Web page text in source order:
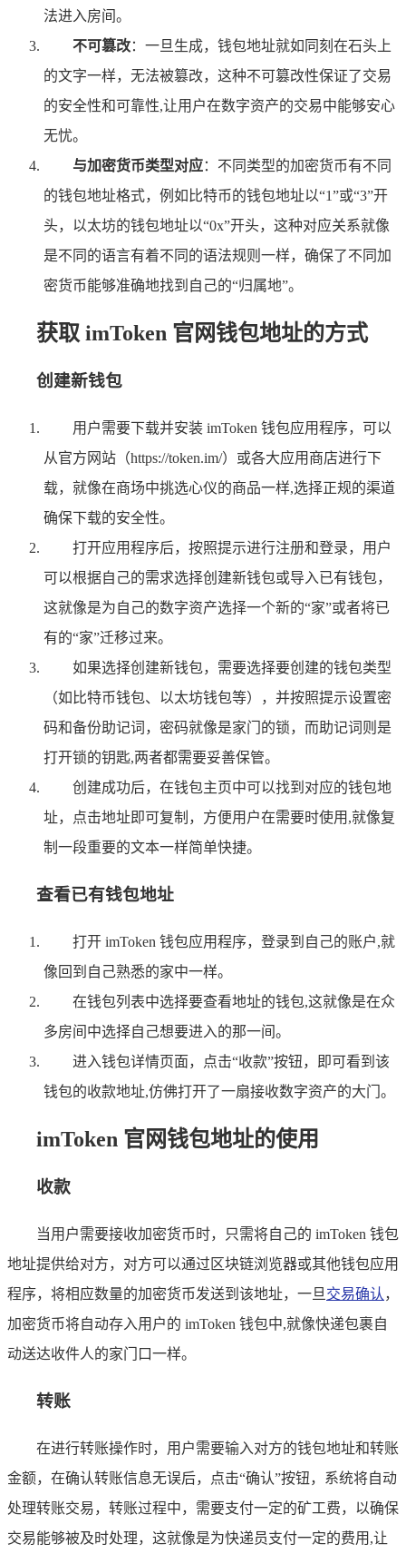
法进入房间。
不可篡改：一旦生成，钱包地址就如同刻在石头上
的文字一样，无法被篡改，这种不可篡改性保证了交易
的安全性和可靠性,让用户在数字资产的交易中能够安心
无忧。
与加密货币类型对应：不同类型的加密货币有不同
的钱包地址格式，例如比特币的钱包地址以“1”或“3”开
头，以太坊的钱包地址以“0x”开头，这种对应关系就像
是不同的语言有着不同的语法规则一样，确保了不同加
密货币能够准确地找到自己的“归属地”。
获取 imToken 官网钱包地址的方式
创建新钱包
用户需要下载并安装 imToken 钱包应用程序，可以
从官方网站（https://token.im/）或各大应用商店进行下
载，就像在商场中挑选心仪的商品一样,选择正规的渠道
确保下载的安全性。
打开应用程序后，按照提示进行注册和登录，用户
可以根据自己的需求选择创建新钱包或导入已有钱包，
这就像是为自己的数字资产选择一个新的“家”或者将已
有的“家”迁移过来。
如果选择创建新钱包，需要选择要创建的钱包类型
（如比特币钱包、以太坊钱包等），并按照提示设置密
码和备份助记词，密码就像是家门的锁，而助记词则是
打开锁的钥匙,两者都需要妥善保管。
创建成功后，在钱包主页中可以找到对应的钱包地
址，点击地址即可复制，方便用户在需要时使用,就像复
制一段重要的文本一样简单快捷。
查看已有钱包地址
打开 imToken 钱包应用程序，登录到自己的账户,就
像回到自己熟悉的家中一样。
在钱包列表中选择要查看地址的钱包,这就像是在众
多房间中选择自己想要进入的那一间。
进入钱包详情页面，点击“收款”按钮，即可看到该
钱包的收款地址,仿佛打开了一扇接收数字资产的大门。
imToken 官网钱包地址的使用
收款
当用户需要接收加密货币时，只需将自己的 imToken 钱包
地址提供给对方，对方可以通过区块链浏览器或其他钱包应用
程序，将相应数量的加密货币发送到该地址，一旦 交易确认 ，
加密货币将自动存入用户的 imToken 钱包中,就像快递包裹自
动送达收件人的家门口一样。
转账
在进行转账操作时，用户需要输入对方的钱包地址和转账
金额，在确认转账信息无误后，点击“确认”按钮，系统将自动
处理转账交易，转账过程中，需要支付一定的矿工费，以确保
交易能够被及时处理，这就像是为快递员支付一定的费用,让